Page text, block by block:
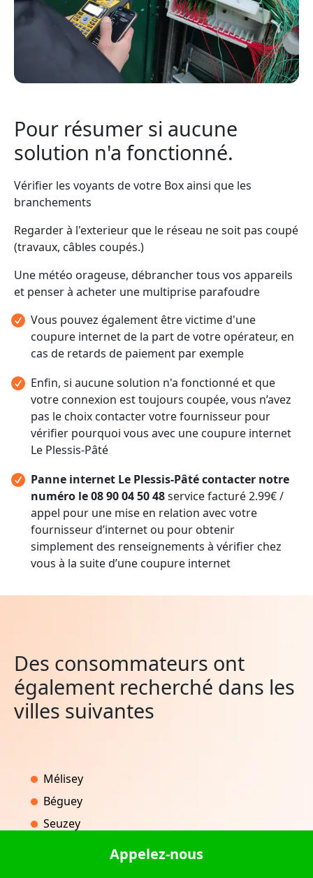
Pour résumer si aucune
solution n'a fonctionné.
Vérifier les voyants de votre Box ainsi que les
branchements
Regarder à l'exterieur que le réseau ne soit pas coupé
(travaux, câbles coupés.)
Une météo orageuse, débrancher tous vos appareils
et penser à acheter une multiprise parafoudre
Vous pouvez également être victime d'une
coupure internet de la part de votre opérateur, en
cas de retards de paiement par exemple
Enfin, si aucune solution n'a fonctionné et que
votre connexion est toujours coupée, vous n’avez
pas le choix contacter votre fournisseur pour
vérifier pourquoi vous avec une coupure internet
Le Plessis-Pâté
Panne internet Le Plessis-Pâté contacter notre
numéro le 08 90 04 50 48service facturé 2.99€ /
appel pour une mise en relation avec votre
fournisseur d’internet ou pour obtenir
simplement des renseignements à vérifier chez
vous à la suite d’une coupure internet
Des consommateurs ont
également recherché dans les
villes suivantes
Mélisey
Béguey
Seuzey
Appelez-nous